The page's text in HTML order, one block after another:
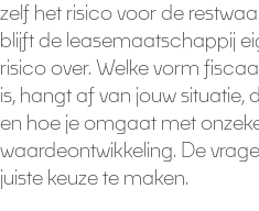
zelf het risico voor de
blijft de leasemaatschappij
risico over. Welke vorm
is, hangt af van jouw situatie,
en hoe je omgaat met
waardeontwikkeling. De
juiste keuze te maken.